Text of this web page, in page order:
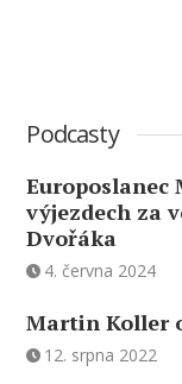
Podcasty
Europoslanec
výjezdech za
Dvořáka
4. června 2024
Martin Koller
12. srpna 2022